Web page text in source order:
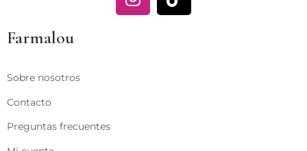
Farmalou
Sobre nosotros
Contacto
Preguntas frecuentes